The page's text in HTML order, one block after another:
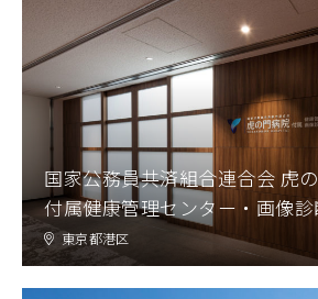
国家公務員共済組合連合会 虎
付属健康管理センター・画像
東京都港区